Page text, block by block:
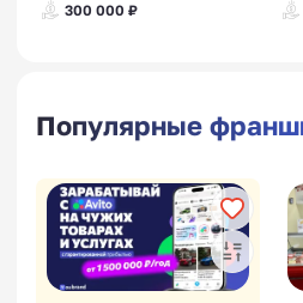
300 000 ₽
Популярные